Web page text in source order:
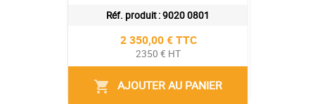
Réf. produit :9020 0801
Prix
2 350,00 € TTC
2350 € HT
shopping_cart AJOUTER AU PANIER